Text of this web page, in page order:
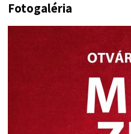
Fotogaléria